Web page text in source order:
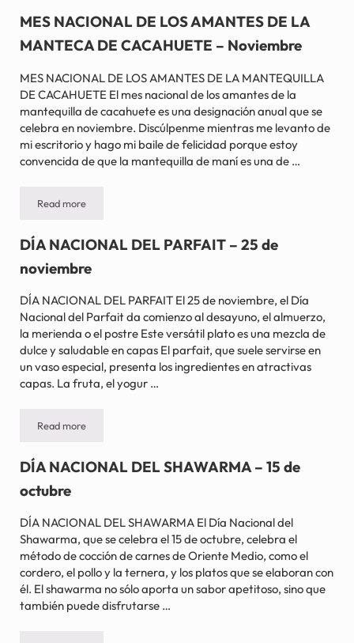
MES NACIONAL DE LOS AMANTES DE LA
MANTECA DE CACAHUETE – Noviembre
MES NACIONAL DE LOS AMANTES DE LA MANTEQUILLA
DE CACAHUETE El mes nacional de los amantes de la
mantequilla de cacahuete es una designación anual que se
celebra en noviembre. Discúlpenme mientras me levanto de
mi escritorio y hago mi baile de felicidad porque estoy
convencida de que la mantequilla de maní es una de …
Read moreMES NACIONAL DE LOS AMANTES DE LA MANTECA DE
DÍA NACIONAL DEL PARFAIT – 25 de
noviembre
DÍA NACIONAL DEL PARFAIT El 25 de noviembre, el Día
Nacional del Parfait da comienzo al desayuno, el almuerzo,
la merienda o el postre Este versátil plato es una mezcla de
dulce y saludable en capas El parfait, que suele servirse en
un vaso especial, presenta los ingredientes en atractivas
capas. La fruta, el yogur …
Read moreDÍA NACIONAL DEL PARFAIT – 25 de noviembre
DÍA NACIONAL DEL SHAWARMA – 15 de
octubre
DÍA NACIONAL DEL SHAWARMA El Día Nacional del
Shawarma, que se celebra el 15 de octubre, celebra el
método de cocción de carnes de Oriente Medio, como el
cordero, el pollo y la ternera, y los platos que se elaboran con
él. El shawarma no sólo aporta un sabor apetitoso, sino que
también puede disfrutarse …